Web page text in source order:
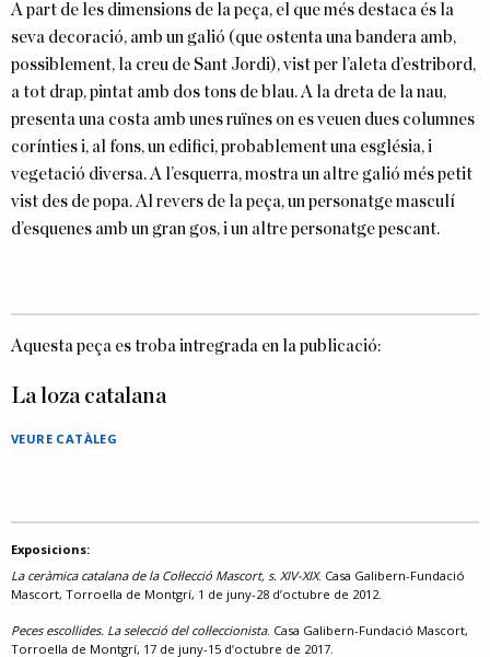
A part de les dimensions de la peça, el que més destaca és la
seva decoració, amb un galió (que ostenta una bandera amb,
possiblement, la creu de Sant Jordi), vist per l’aleta d’estribord,
a tot drap, pintat amb dos tons de blau. A la dreta de la nau,
presenta una costa amb unes ruïnes on es veuen dues columnes
corínties i, al fons, un edifici, probablement una església, i
vegetació diversa. A l’esquerra, mostra un altre galió més petit
vist des de popa. Al revers de la peça, un personatge masculí
d’esquenes amb un gran gos, i un altre personatge pescant.
Aquesta peça es troba intregrada en la publicació:
La loza catalana
VEURE CATÀLEG
Exposicions:
La ceràmica catalana de la Col·lecció Mascort, s. XIV-XIX. Casa Galibern-Fundació
Mascort, Torroella de Montgrí, 1 de juny-28 d’octubre de 2012.
Peces escollides. La selecció del col·leccionista. Casa Galibern-Fundació Mascort,
Torroella de Montgrí, 17 de juny-15 d’octubre de 2017.